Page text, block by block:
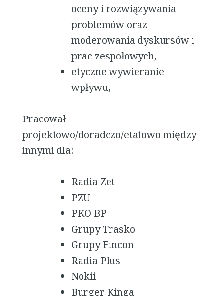
oceny i rozwiązywania
problemów oraz
moderowania dyskursów i
prac zespołowych,
etyczne wywieranie
wpływu,
Pracował
projektowo/doradczo/etatowo między
innymi dla:
Radia Zet
PZU
PKO BP
Grupy Trasko
Grupy Fincon
Radia Plus
Nokii
Burger Kinga